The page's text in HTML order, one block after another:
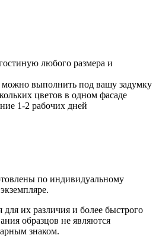
любого размера и
можно выполнить под вашу задумку
цветов в одном фасаде
1-2 рабочих дней
по индивидуальному
их различия и более быстрого
образцов не являются
знаком.